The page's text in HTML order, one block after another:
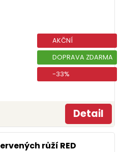
AKČNÍ
DOPRAVA ZDARMA
-33%
Detail
růží RED